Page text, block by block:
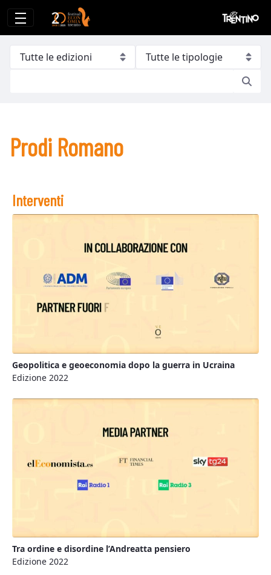
Prodi Romano
Prodi Romano
Interventi
Geopolitica e geoeconomia dopo la guerra in Ucraina
Edizione 2022
Tra ordine e disordine l’Andreatta pensiero
Edizione 2022